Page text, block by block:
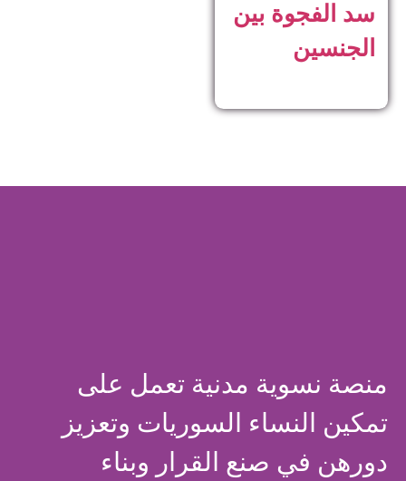
سد الفجوة بين
الجنسين
منصة نسوية مدنية تعمل على
تمكين النساء السوريات وتعزيز
دورهن في صنع القرار وبناء